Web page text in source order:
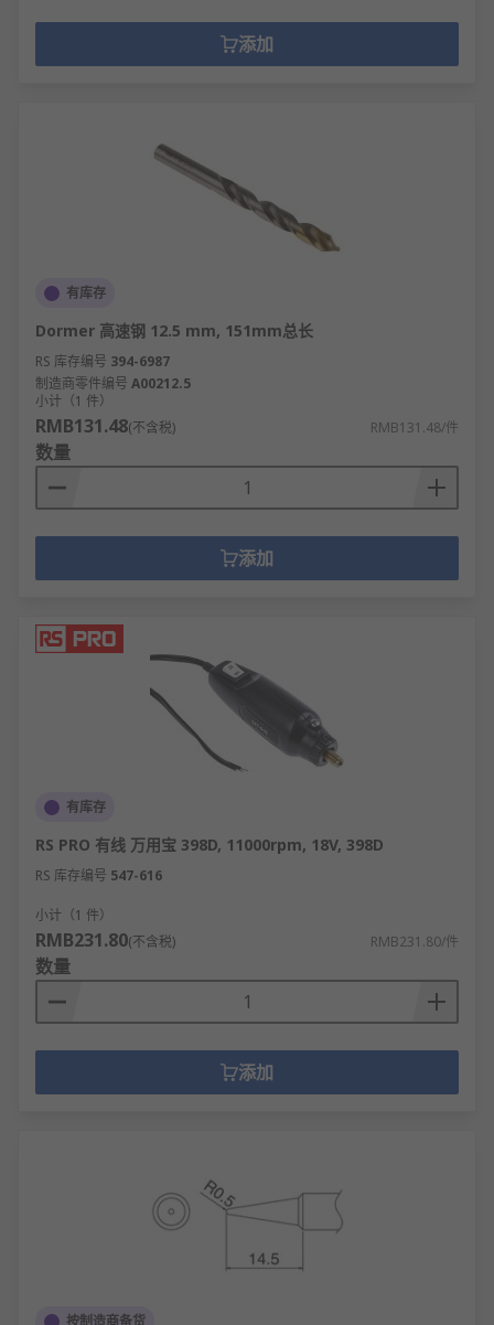
添加
有库存
Dormer 高速钢 12.5 mm, 151mm总长
RS 库存编号 394-6987
制造商零件编号 A00212.5
小计（1 件）
RMB131.48(不含税) RMB131.48/件
数量
添加
有库存
RS PRO 有线 万用宝 398D, 11000rpm, 18V, 398D
RS 库存编号 547-616
小计（1 件）
RMB231.80(不含税) RMB231.80/件
数量
添加
按制造商备货